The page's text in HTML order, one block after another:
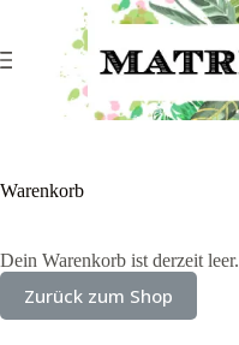
Warenkorb
Dein Warenkorb ist derzeit leer.
Zurück zum Shop